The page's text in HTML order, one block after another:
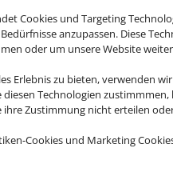
Cookies und Targeting
anzupassen. Diese
oder um unsere Website
Erlebnis zu bieten, verwenden
diesen Technologien
ihre Zustimmung nicht erteilen
Cookies und Marketing
keiner bestimmten Form.
des Auftrags unverzüglich
dar.
ergeben sich, soweit
diesen
soweit diese auf den
übernehmen wir
sind wir nicht